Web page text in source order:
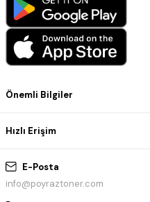
E-Posta
info@poyraztoner.com
Önemli Bilgiler
Hızlı Erişim